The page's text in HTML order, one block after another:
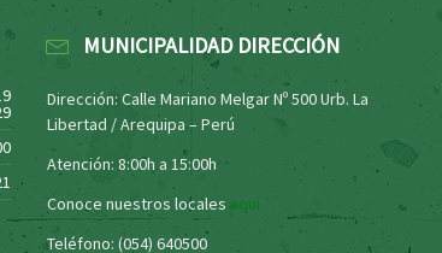
MUNICIPALIDAD DIRECCIÓN
Dirección: Calle Mariano Melgar Nº 500 Urb. La
Libertad / Arequipa – Perú
Atención: 8:00h a 15:00h
Conoce nuestros locales aquí
Teléfono: (054) 640500